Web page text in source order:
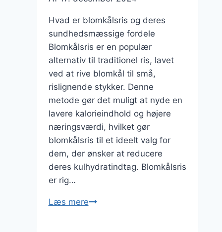
Hvad er blomkålsris og deres
sundhedsmæssige fordele
Blomkålsris er en populær
alternativ til traditionel ris, lavet
ved at rive blomkål til små,
rislignende stykker. Denne
metode gør det muligt at nyde en
lavere kalorieindhold og højere
næringsværdi, hvilket gør
blomkålsris til et ideelt valg for
dem, der ønsker at reducere
deres kulhydratindtag. Blomkålsris
er rig…
Læs mereBlomkålsris